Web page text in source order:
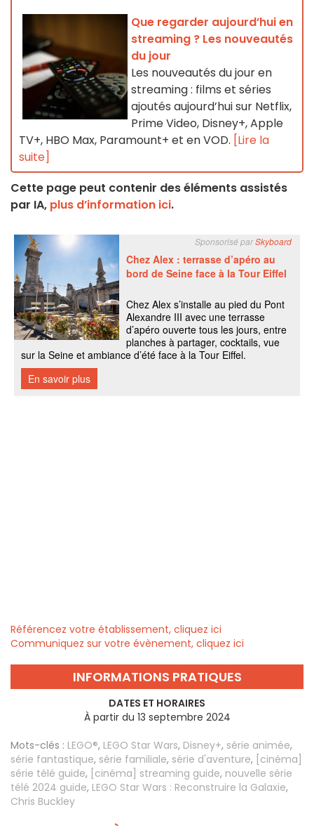
Que regarder aujourd’hui en
streaming ? Les nouveautés
du jour
Les nouveautés du jour en
streaming : films et séries
ajoutés aujourd’hui sur Netflix,
Prime Video, Disney+, Apple
TV+, HBO Max, Paramount+ et en VOD. [Lire la
suite]
Cette page peut contenir des éléments assistés
par IA, plus d’information ici.
Référencez votre établissement, cliquez ici
Communiquez sur votre évènement, cliquez ici
INFORMATIONS PRATIQUES
DATES ET HORAIRES
À partir du 13 septembre 2024
Mots-clés : LEGO®, LEGO Star Wars, Disney+, série animée,
série fantastique, série familiale, série d'aventure, [cinéma]
série télé guide, [cinéma] streaming guide, nouvelle série
télé 2024 guide, LEGO Star Wars : Reconstruire la Galaxie,
Chris Buckley